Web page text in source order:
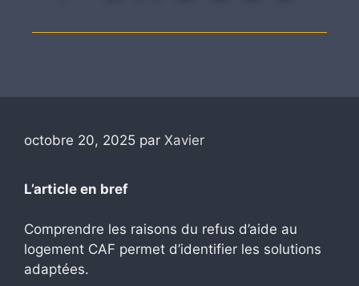
octobre 20, 2025 par Xavier
L’article en bref
Comprendre les raisons du refus d’aide au
logement CAF permet d’identifier les solutions
adaptées.